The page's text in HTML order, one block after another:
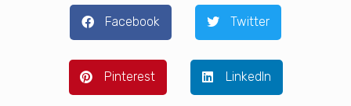
Facebook Twitter
Pinterest LinkedIn